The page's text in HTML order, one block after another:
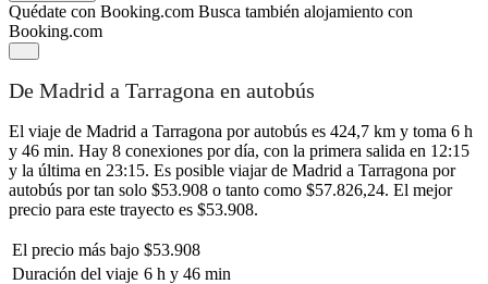
Quédate con Booking.com Busca también alojamiento con
Booking.com
De Madrid a Tarragona en autobús
El viaje de Madrid a Tarragona por autobús es 424,7 km y toma 6 h
y 46 min. Hay 8 conexiones por día, con la primera salida en 12:15
y la última en 23:15. Es posible viajar de Madrid a Tarragona por
autobús por tan solo $53.908 o tanto como $57.826,24. El mejor
precio para este trayecto es $53.908.
El precio más bajo $53.908
Duración del viaje 6 h y 46 min